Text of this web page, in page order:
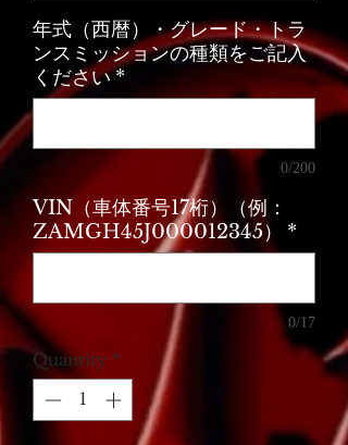
年式（西暦）・グレード・トラ
ンスミッションの種類をご記入
ください*
0/200
VIN（車体番号17桁）（例：
ZAMGH45J000012345）
*
0/17
Quantity *